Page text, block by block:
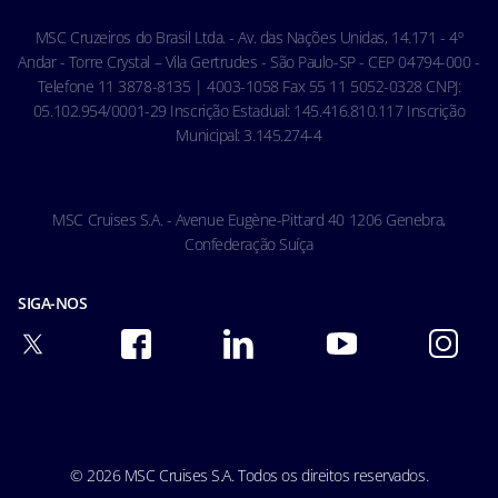
Condições gerais de transporte
MSC Cruzeiros do Brasil Ltda. - Av. das Nações Unidas, 14.171 - 4º
Andar - Torre Crystal – Vila Gertrudes - São Paulo-SP - CEP 04794-000 -
Telefone 11 3878-8135 | 4003-1058 Fax 55 11 5052-0328 CNPJ:
05.102.954/0001-29 Inscrição Estadual: 145.416.810.117 Inscrição
Municipal: 3.145.274-4
MSC Cruises S.A. - Avenue Eugène-Pittard 40 1206 Genebra,
Confederação Suíça
SIGA-NOS
© 2026 MSC Cruises S.A. Todos os direitos reservados.